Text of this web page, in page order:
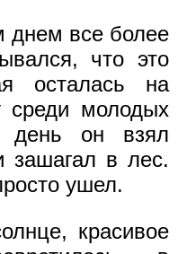
все более
что это
осталась на
среди молодых
день он взял
зашагал в лес.
ушел.
красивое